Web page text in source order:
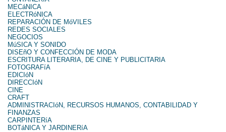
MECáNICA
ELECTRóNICA
REPARACIÓN DE MóVILES
REDES SOCIALES
NEGOCIOS
MúSICA Y SONIDO
DISEñO Y CONFECCIÓN DE MODA
ESCRITURA LITERARIA, DE CINE Y PUBLICITARIA
FOTOGRAFíA
EDICIóN
DIRECCIóN
CINE
CRAFT
ADMINISTRACIóN, RECURSOS HUMANOS, CONTABILIDAD Y
FINANZAS
CARPINTERíA
BOTáNICA Y JARDINERíA